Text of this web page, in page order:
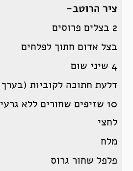
ציר הרוטב-
2 בצלים פרוסים
בצל אדום חתוך לפלחים
4 שיני שום
דלעת חתוכה לקוביות (בערך
10 שזיפים שחורים ללא
לחצי
מלח
פלפל שחור גרוס